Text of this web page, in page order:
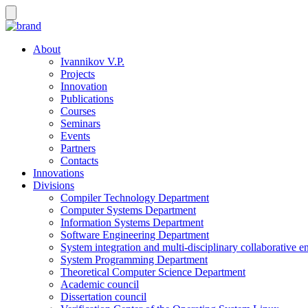
About
Ivannikov V.P.
Projects
Innovation
Publications
Courses
Seminars
Events
Partners
Contacts
Innovations
Divisions
Compiler Technology Department
Computer Systems Department
Information Systems Department
Software Engineering Department
System integration and multi-disciplinary collaborative
System Programming Department
Theoretical Computer Science Department
Academic council
Dissertation council